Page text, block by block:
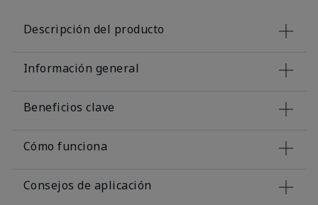
Descripción del producto
Información general
Beneficios clave
Cómo funciona
Consejos de aplicación